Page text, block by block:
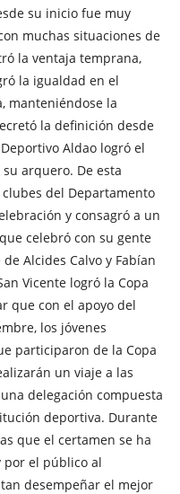
su inicio fue muy
muchas situaciones de
la ventaja temprana,
la igualdad en el
manteniéndose la
la definición desde
Aldao logró el
arquero. De esta
del Departamento
y consagró a un
celebró con su gente
Alcides Calvo y Fabían
Vicente logró la Copa
que con el apoyo del
los jóvenes
participaron de la Copa
un viaje a las
delegación compuesta
deportiva. Durante
que el certamen se ha
el público al
desempeñar el mejor